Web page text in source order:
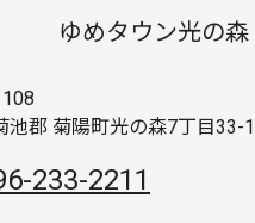
ゆめタウン光の森
池郡 菊陽町光の森7丁目33-1
233-2211